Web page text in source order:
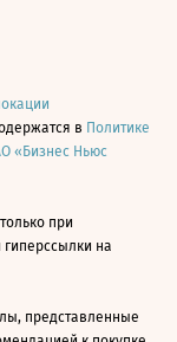
в Политике
«Бизнес Ньюс
при
на
представленные